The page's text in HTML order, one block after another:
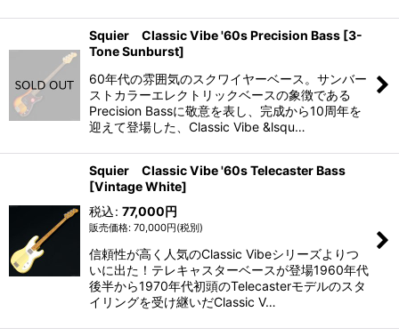
Squier Classic Vibe '60s Precision Bass [3-
Tone Sunburst]
60年代の雰囲気のスクワイヤーベース。サンバー
ストカラーエレクトリックベースの象徴である
Precision Bassに敬意を表し、完成から10周年を
迎えて登場した、Classic Vibe &lsqu…
Squier Classic Vibe '60s Telecaster Bass
[Vintage White]
70,000円(税別)
税込: 77,000円
信頼性が高く人気のClassic Vibeシリーズよりつ
いに出た！テレキャスターベースが登場1960年代
後半から1970年代初頭のTelecasterモデルのスタ
イリングを受け継いだClassic V…